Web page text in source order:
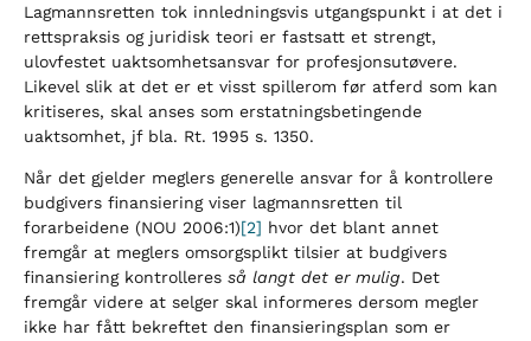
Lagmannsretten tok innledningsvis utgangspunkt i at det i
rettspraksis og juridisk teori er fastsatt et strengt,
ulovfestet uaktsomhetsansvar for profesjonsutøvere.
Likevel slik at det er et visst spillerom før atferd som kan
kritiseres, skal anses som erstatningsbetingende
uaktsomhet, jf bla. Rt. 1995 s. 1350.
Når det gjelder meglers generelle ansvar for å kontrollere
budgivers finansiering viser lagmannsretten til
forarbeidene (NOU 2006:1)[2] hvor det blant annet
fremgår at meglers omsorgsplikt tilsier at budgivers
finansiering kontrolleres så langt det er mulig. Det
fremgår videre at selger skal informeres dersom megler
ikke har fått bekreftet den finansieringsplan som er